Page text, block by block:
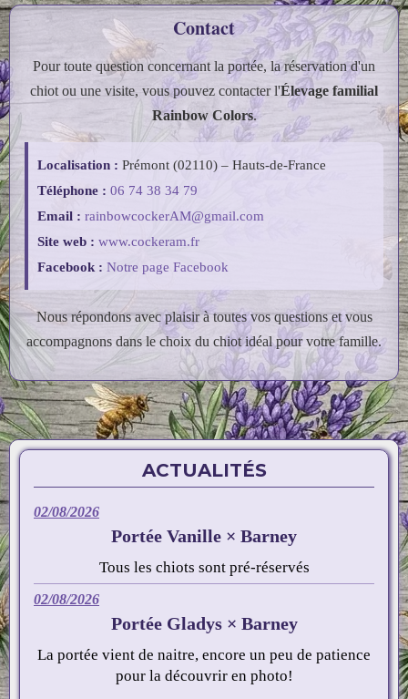
Contact
Pour toute question concernant la portée, la réservation d'un
chiot ou une visite, vous pouvez contacter l'Élevage familial
Rainbow Colors.
Localisation : Prémont (02110) – Hauts-de-France
Téléphone : 06 74 38 34 79
Email : rainbowcockerAM@gmail.com
Site web : www.cockeram.fr
Facebook : Notre page Facebook
Nous répondons avec plaisir à toutes vos questions et vous
accompagnons dans le choix du chiot idéal pour votre famille.
ACTUALITÉS
02/08/2026
Portée Vanille × Barney
Tous les chiots sont pré-réservés
02/08/2026
Portée Gladys × Barney
La portée vient de naitre, encore un peu de patience
pour la découvrir en photo!